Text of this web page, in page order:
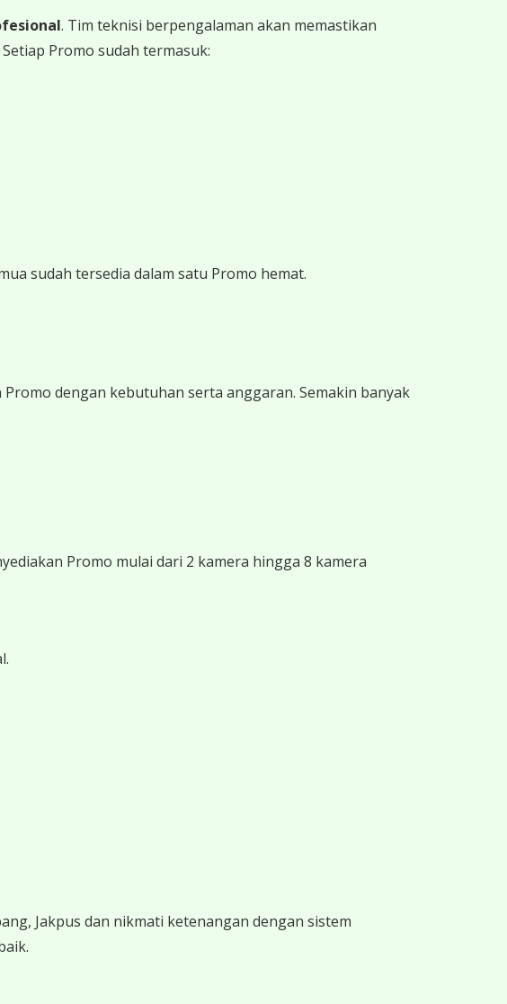
. Tim teknisi berpengalaman akan memastikan
Promo sudah termasuk:
sudah tersedia dalam satu Promo hemat.
dengan kebutuhan serta anggaran. Semakin banyak
Promo mulai dari 2 kamera hingga 8 kamera
Jakpus dan nikmati ketenangan dengan sistem